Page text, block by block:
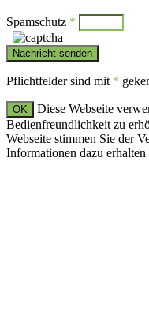
Spamschutz *
Pflichtfelder sind mit *
OK
Diese Webseite
Bedienfreundlichkeit zu
Webseite stimmen Sie der
Informationen dazu erhalten